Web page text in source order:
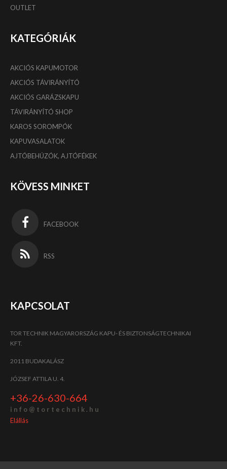
OUTLET
KATEGÓRIÁK
AKCIÓS KAPUMOTOR
AKCIÓS TÁVIRÁNYÍTÓ
AKCIÓS GARÁZSKAPU
TÁVIRÁNYÍTÓ SHOP
KAROS SOROMPÓK
KAPUVASALATOK
AJTÓBEHÚZÓK, AJTÓFÉKEK
KÖVESS MINKET
FACEBOOK
RSS
KAPCSOLAT
TOR TECHNIK MAGYARORSZÁG KAPU- ÉS BIZTONSÁGTECHNIKAI
KFT.
2011 BUDAKALÁSZ
JÓZSEF ATTILA U. 4.
+36-26-630-664
i n f o @ t o r t e c h n i k . h u
Elállás